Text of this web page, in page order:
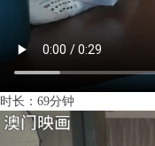
时长：69分钟